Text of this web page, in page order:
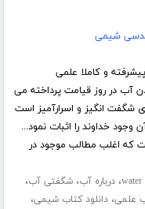
شیمی
و کاملا علمی
آب در روز قیامت پرداخته می
شگفت انگیز و اسرارآمیز است
خداوند را اثبات نمود...
که اغلب مطالب موجود در
water،درباره آب،شگفتی آب،
علمی،دانلود کتاب شیمی،